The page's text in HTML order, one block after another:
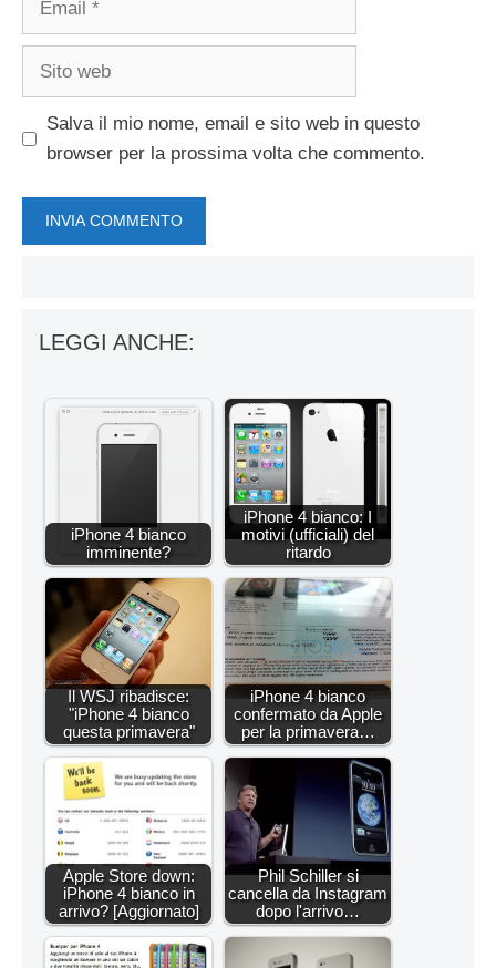
Sito
Salva il mio nome, email e sito web in questo
browser per la prossima volta che commento.
LEGGI ANCHE:
iPhone 4 bianco
imminente?
iPhone 4 bianco: I
motivi (ufficiali) del
ritardo
Il WSJ ribadisce:
"iPhone 4 bianco
questa primavera"
iPhone 4 bianco
confermato da Apple
per la primavera…
Apple Store down:
iPhone 4 bianco in
arrivo? [Aggiornato]
Phil Schiller si
cancella da Instagram
dopo l'arrivo…